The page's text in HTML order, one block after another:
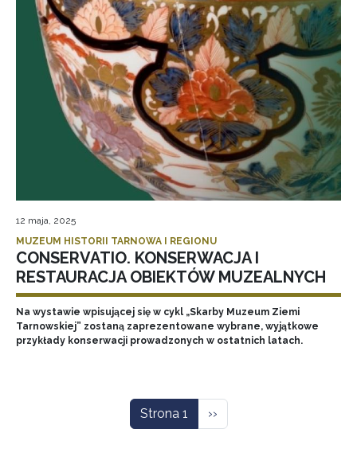
12 maja, 2025
MUZEUM HISTORII TARNOWA I REGIONU
CONSERVATIO. KONSERWACJA I
RESTAURACJA OBIEKTÓW MUZEALNYCH
Na wystawie wpisującej się w cykl „Skarby Muzeum Ziemi
Tarnowskiej” zostaną zaprezentowane wybrane, wyjątkowe
przykłady konserwacji prowadzonych w ostatnich latach.
Strona 1 Następna strona
››